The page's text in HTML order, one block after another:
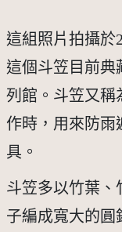
這組照片拍攝於
這個斗笠目前典
列館。斗笠又稱
作時，用來防雨
具。
斗笠多以竹葉、
子編成寬大的圓